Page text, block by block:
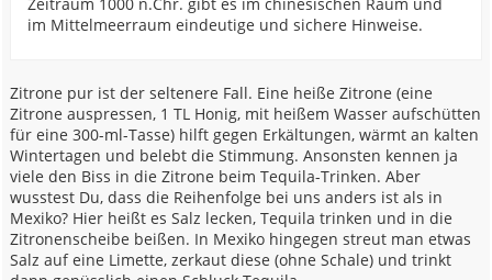
im Mittelmeerraum eindeutige und sichere Hinweise.
Zitrone pur ist der seltenere Fall. Eine heiße Zitrone (eine
Zitrone auspressen, 1 TL Honig, mit heißem Wasser aufschütten
für eine 300-ml-Tasse) hilft gegen Erkältungen, wärmt an kalten
Wintertagen und belebt die Stimmung. Ansonsten kennen ja
viele den Biss in die Zitrone beim Tequila-Trinken. Aber
wusstest Du, dass die Reihenfolge bei uns anders ist als in
Mexiko? Hier heißt es Salz lecken, Tequila trinken und in die
Zitronenscheibe beißen. In Mexiko hingegen streut man etwas
Salz auf eine Limette, zerkaut diese (ohne Schale) und trinkt